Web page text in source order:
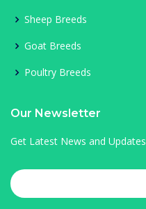
Sheep Breeds
Goat Breeds
Poultry Breeds
Our Newsletter
Get Latest News and Updates